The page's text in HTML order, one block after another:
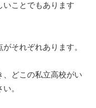
いことでもあります
それぞれあります。
、どこの私立高校がい
。